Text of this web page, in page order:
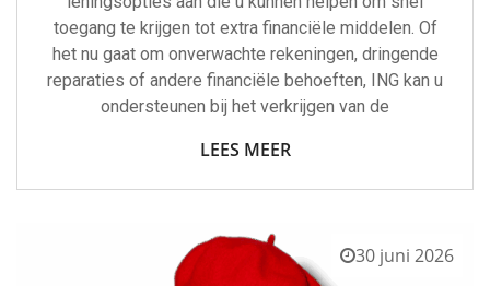
toegang te krijgen tot extra financiële middelen. Of
het nu gaat om onverwachte rekeningen, dringende
reparaties of andere financiële behoeften, ING kan u
ondersteunen bij het verkrijgen van de
LEES MEER
30 juni 2026